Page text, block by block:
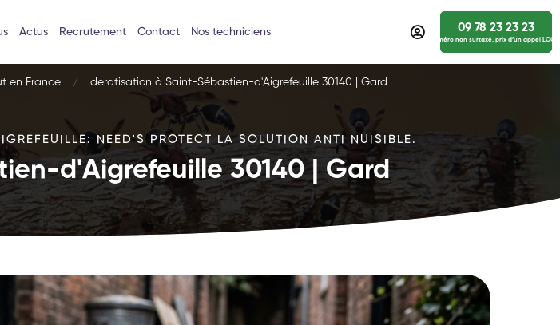
Actus Recrutement Contact Nos techniciens 09 78 23 23 23
numéro non surtaxé, prix d’un appel
en France deratisation à Saint-Sébastien-d'Aigrefeuille 30140 | Gard
NEED'S PROTECT LA SOLUTION ANTI NUISIBLE.
d'Aigrefeuille 30140 | Gard